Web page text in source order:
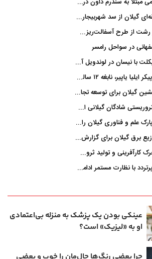
بازدید معاون آب منطقه‌ای گیلان از سد شهربیجار برای تداوم تأمین آب شرب استان
بازدید بامدادی شهردار رشت از طرح آسفالت‌ریزی گسترده در مناطق پنج‌گانه
تصادف مرگبار موتورسیکلت با نیسان در لوندویل آستارا/ انتقال مصدوم با اورژانس هوایی به رشت
پایان تلخ جست‌وجو؛ پیکر ایلیا یاپیر، نابغه ۱۲ ساله لاهیجانی پیدا شد
ظرفیت ۵۰۰ هزار مرزنشین گیلان برای توسعه تجارت فعال می‌شود
یکی از شهدای حادثه تروریستی شادگان گیلانی است/ شهادت «سینا سیاه‌ نژاد» در درگیری با اشرار مسلح
آکادمی منتورشیپ در پارک علم و فناوری گیلان راه‌اندازی شد
پاداش ۳۰۰ میلیونی توزیع برق گیلان برای گزارش ماینرهای غیرمجاز
مهارت‌آموزی موتور محرک کارآفرینی و تولید ثروت است
شوقی: بهسازی معابر پرتردد با نظارت مستمر ادامه دارد
عینکی‌ بودن یک پزشک به منزله بی‌اعتمادی
او به «لیزیک» است؟
چرا بعضی رنگ‌ها حال‌مان را خوب و بعضی